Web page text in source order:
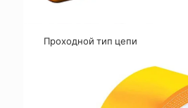
Проходной тип цепи